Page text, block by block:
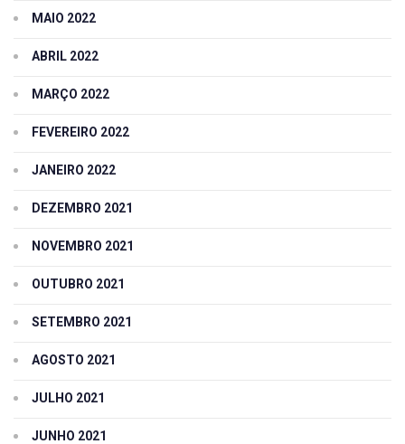
MAIO 2022
ABRIL 2022
MARÇO 2022
FEVEREIRO 2022
JANEIRO 2022
DEZEMBRO 2021
NOVEMBRO 2021
OUTUBRO 2021
SETEMBRO 2021
AGOSTO 2021
JULHO 2021
JUNHO 2021